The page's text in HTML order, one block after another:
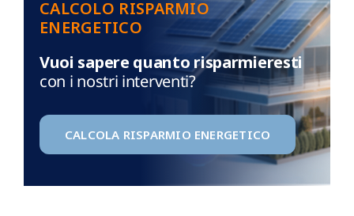
CALCOLO RISPARMIO
ENERGETICO
Vuoi sapere quanto risparmieresti
con i nostri interventi?
CALCOLA RISPARMIO ENERGETICO